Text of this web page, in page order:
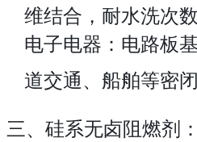
维结合，耐水洗次
电子电器：电路板
道交通、船舶等密
三、硅系无卤阻燃剂